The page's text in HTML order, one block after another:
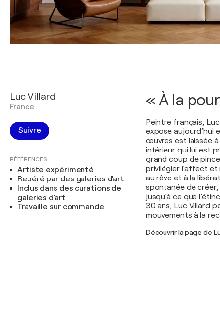
Luc Villard
France
Suivre
RÉFÉRENCES
Artiste expérimenté
Repéré par des galeries d'art
Inclus dans des curations de
galeries d'art
Travaille sur commande
« À la
Peintre français,
expose aujourd’hui
œuvres est laissée à
intérieur qui lui est
grand coup de
privilégier l’affect
au rêve et à la
spontanée de
jusqu’à ce que
30 ans, Luc Villard
mouvements à la
Découvrir la page de